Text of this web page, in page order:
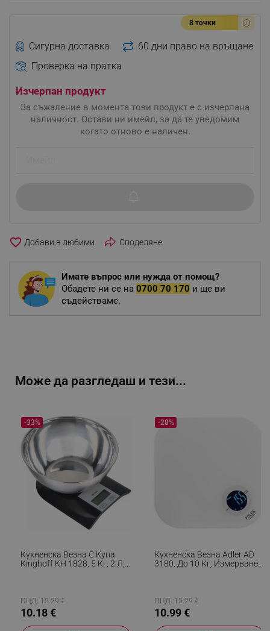
8 точки
Сигурна доставка
60 дни право на връщане
Проверка на пратка
Изчерпан продукт
За съжаление в момента този продукт е с изчерпана
наличност. Остави ни имейл, за да те уведомим
когато отново е наличен.
favorite_border Споделяне
Имате въпрос или нужда от помощ?
Обадете ни се на 0700 70 170 и ще ви
съдействаме.
Може да разгледаш и тези...
Кухненска Везна С Купа
Kinghoff KH 1828, 5 Кг, 2 Л,
-33%
ПЦД: 15.29 €
10.18 €
Кухненска Везна Adler AD
3180, До 10 Кг, Измерване
-28%
ПЦД: 15.29 €
10.99 €